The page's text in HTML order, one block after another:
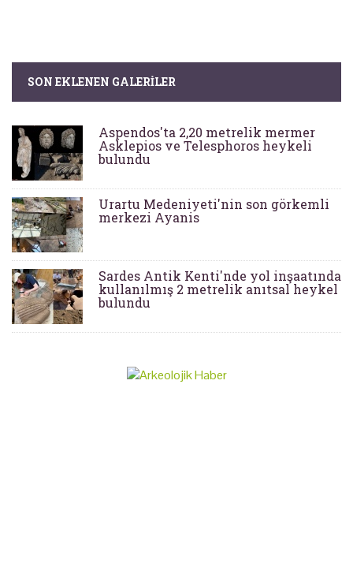
SON EKLENEN GALERILER
Aspendos'ta 2,20 metrelik mermer
Asklepios ve Telesphoros heykeli
bulundu
Urartu Medeniyeti'nin son görkemli
merkezi Ayanis
Sardes Antik Kenti'nde yol inşaatında
kullanılmış 2 metrelik anıtsal heykel
bulundu